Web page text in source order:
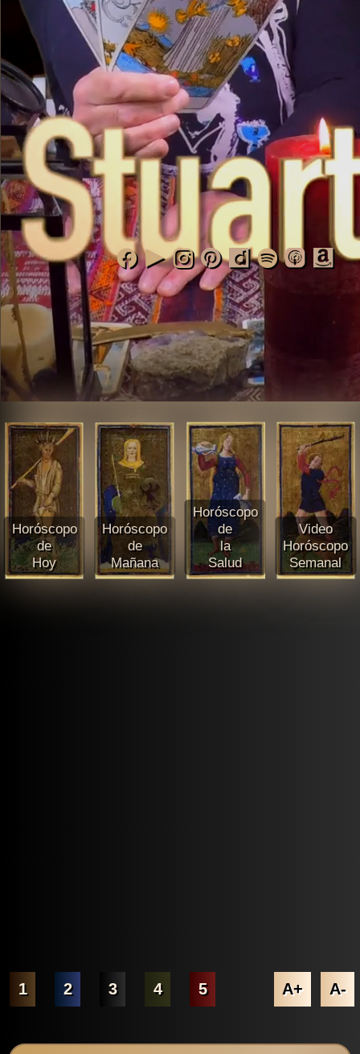
Horóscopo
de
Hoy
Horóscopo
de
Mañana
Horóscopo
de
la
Salud
Video
Horóscopo
Semanal
1 2 3 4 5 A+ A-